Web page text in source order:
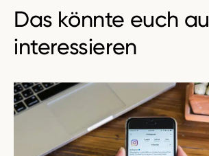
Das könnte euch
interessieren